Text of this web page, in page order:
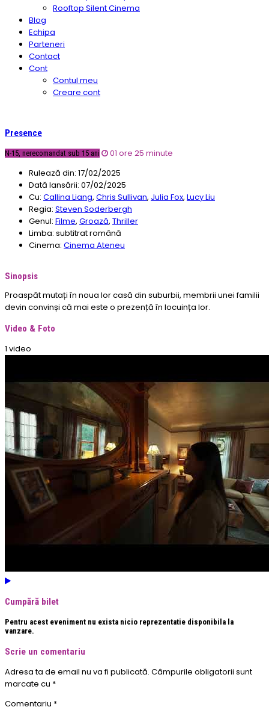
Rooftop Silent Cinema
Blog
Echipa
Parteneri
Contact
Cont
Contul meu
Creare cont
Presence
N-15, nerecomandat sub 15 ani
01 ore 25 minute
Rulează din: 17/02/2025
Dată lansării: 07/02/2025
Cu: Callina Liang, Chris Sullivan, Julia Fox, Lucy Liu
Regia: Steven Soderbergh
Genul: Filme, Groază, Thriller
Limba: subtitrat română
Cinema: Cinema Ateneu
Sinopsis
Proaspăt mutați în noua lor casă din suburbii, membrii unei familii
devin convinși că mai este o prezență în locuința lor.
Video & Foto
1 video
Cumpără bilet
Pentru acest eveniment nu exista nicio reprezentatie disponibila la
vanzare.
Scrie un comentariu
Adresa ta de email nu va fi publicată. Câmpurile obligatorii sunt
marcate cu *
Comentariu *